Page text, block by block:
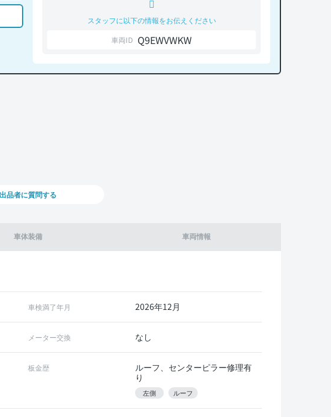
スタッフに以下の情報をお伝えください
車両ID Q9EWVWKW
車体装備 車両情報
車検満了年月 2026年12月
メーター交換 なし
板金歴
ルーフ、センターピラー修理有
り
左側 ルーフ
出品者に質問する